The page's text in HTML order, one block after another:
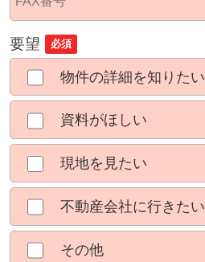
要望 必須
物件の詳細を知りたい
資料がほしい
現地を見たい
不動産会社に行きたい
その他